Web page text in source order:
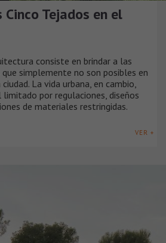
Cinco Tejados en el
consiste en brindar a las
que simplemente no son posibles en
La vida urbana, en cambio,
por regulaciones, diseños
de materiales restringidas.
VER +